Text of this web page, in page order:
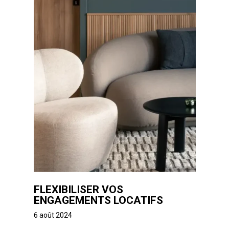
FLEXIBILISER VOS
ENGAGEMENTS LOCATIFS
6 août 2024